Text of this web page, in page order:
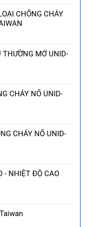
CHỐNG CHÁY
MỞ UNID-
CHÁY NỔ UNID-
CHÁY NỔ UNID-
- NHIỆT ĐỘ CAO